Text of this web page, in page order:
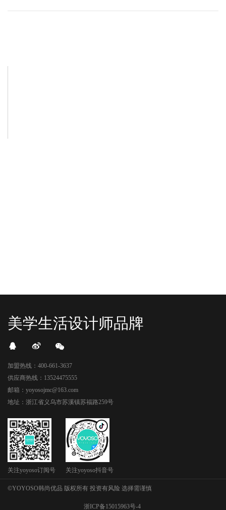
美学生活设计师品牌
加盟热线：400-661-3637
供应商热线：13524475555
邮箱：yoyosojmc@163.com
地址：浙江省义乌市苏溪镇苏福路259号
关注yoyoso订阅号 关注yoyoso抖音号
©YOYOSO韩尚优品 版权所有 投资有风险 选择需谨慎
浙ICP备15015963号-4